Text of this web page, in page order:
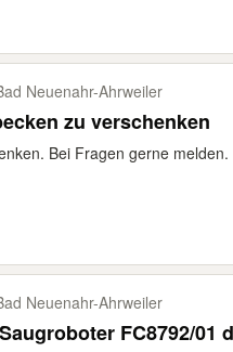
Neuenahr-Ahrweiler
zu verschenken
Bei Fragen gerne melden.
Neuenahr-Ahrweiler
FC8792/01